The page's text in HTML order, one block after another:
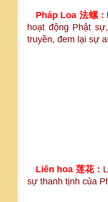
Pháp Loa法螺 :
hoạt động Phật
truyền, đem lại sự
Liên hoa 莲花 :
sự thanh tịnh của